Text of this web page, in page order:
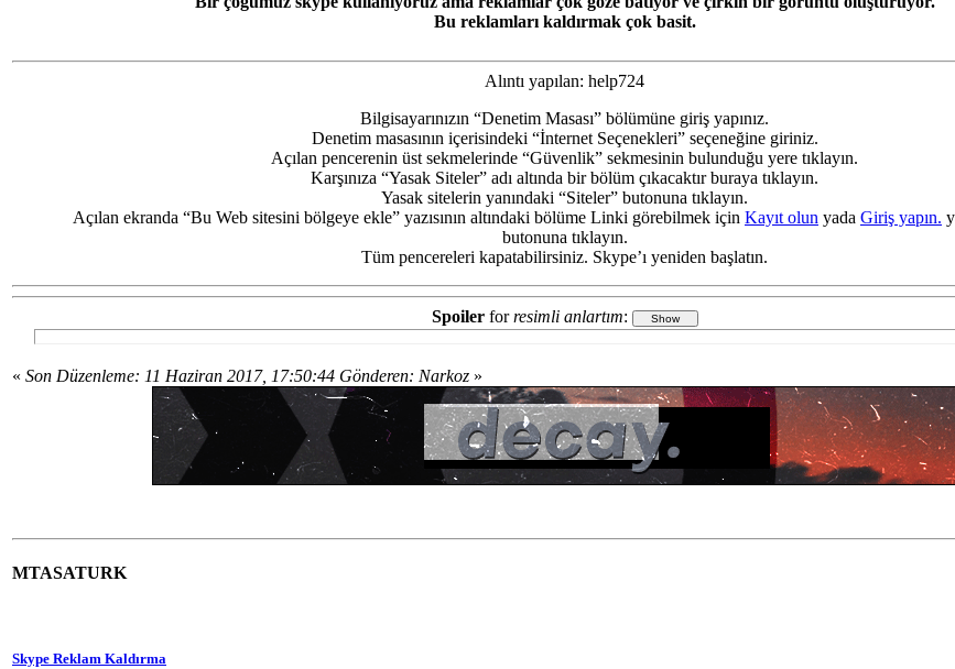
Bu reklamları kaldırmak çok basit.
Alıntı yapılan: help724
Bilgisayarınızın “Denetim Masası” bölümüne giriş yapınız.
Denetim masasının içerisindeki “İnternet Seçenekleri” seçeneğine giriniz.
Açılan pencerenin üst sekmelerinde “Güvenlik” sekmesinin bulunduğu yere tıklayın.
Karşınıza “Yasak Siteler” adı altında bir bölüm çıkacaktır buraya tıklayın.
Yasak sitelerin yanındaki “Siteler” butonuna tıklayın.
Açılan ekranda “Bu Web sitesini bölgeye ekle” yazısının altındaki bölüme Linki görebilmek için Kayıt olun yada Giriş yapın.
butonuna tıklayın.
Tüm pencereleri kapatabilirsiniz. Skype’ı yeniden başlatın.
Spoilerforresimli anlartım:
« Son Düzenleme: 11 Haziran 2017, 17:50:44 Gönderen: Narkoz »
MTASATURK
Skype Reklam Kaldırma